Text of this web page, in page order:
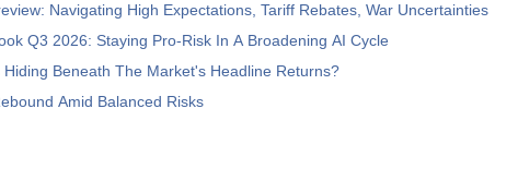
Navigating High Expectations, Tariff Rebates, War Uncertainties
Q3 2026: Staying Pro-Risk In A Broadening AI Cycle
Hiding Beneath The Market's Headline Returns?
Amid Balanced Risks